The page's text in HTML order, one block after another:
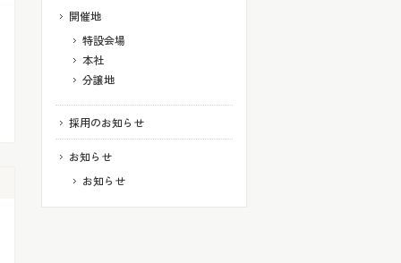
開催地
特設会場
本社
分譲地
採用のお知らせ
お知らせ
お知らせ